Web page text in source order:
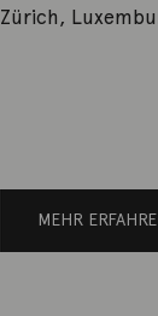
Zürich,
MEHR